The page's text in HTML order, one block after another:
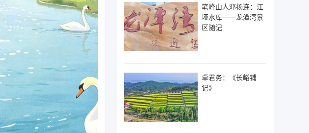
笔峰山人邓扬连：江
垭水库——龙潭湾景
区随记
卓君务：《长峪铺
记》